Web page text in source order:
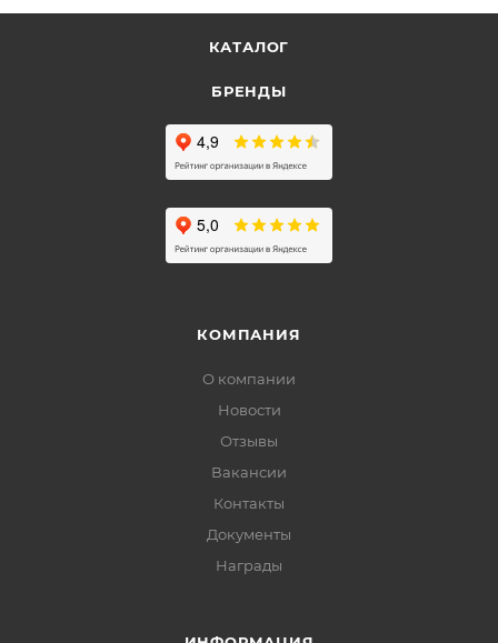
КАТАЛОГ
БРЕНДЫ
КОМПАНИЯ
О компании
Новости
Отзывы
Вакансии
Контакты
Документы
Награды